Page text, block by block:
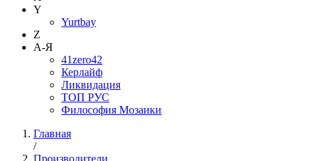
Y
Yurtbay
Z
А-Я
41zero42
Керлайф
Ликвидация
ТОП РУС
Философия Мозаики
Главная
/
Производители